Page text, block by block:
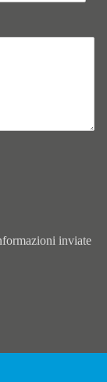
inviate